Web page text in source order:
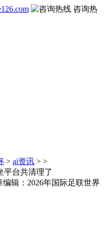
咨询热
> ai资讯 > >
平台共清理了
辑：2026年国际足联世界